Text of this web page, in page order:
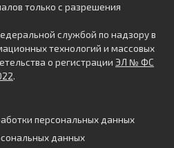
только с разрешения
службой по надзору в
технологий и массовых
о регистрации ЭЛ № ФС
.
персональных данных
данных